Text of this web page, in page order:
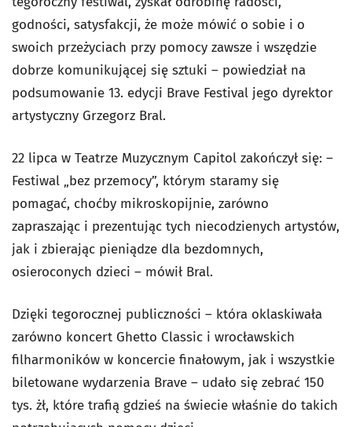
godności, satysfakcji, że może mówić o sobie i o
swoich przeżyciach przy pomocy zawsze i wszędzie
dobrze komunikującej się sztuki – powiedział na
podsumowanie 13. edycji Brave Festival jego dyrektor
artystyczny Grzegorz Bral.
22 lipca w Teatrze Muzycznym Capitol zakończył się: –
Festiwal „bez przemocy”, którym staramy się
pomagać, choćby mikroskopijnie, zarówno
zapraszając i prezentując tych niecodzienych artystów,
jak i zbierając pieniądze dla bezdomnych,
osieroconych dzieci – mówił Bral.
Dzięki tegorocznej publiczności – która oklaskiwała
zarówno koncert Ghetto Classic i wrocławskich
filharmoników w koncercie finałowym, jak i wszystkie
biletowane wydarzenia Brave – udało się zebrać 150
tys. żł, które trafią gdzieś na świecie właśnie do takich